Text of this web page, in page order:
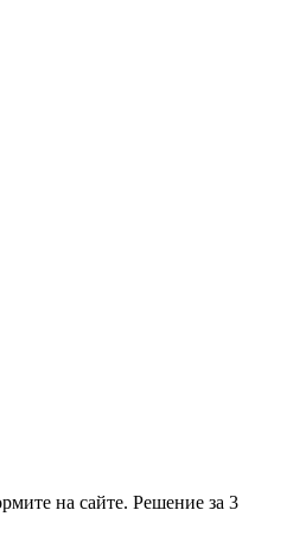
на сайте. Решение за 3